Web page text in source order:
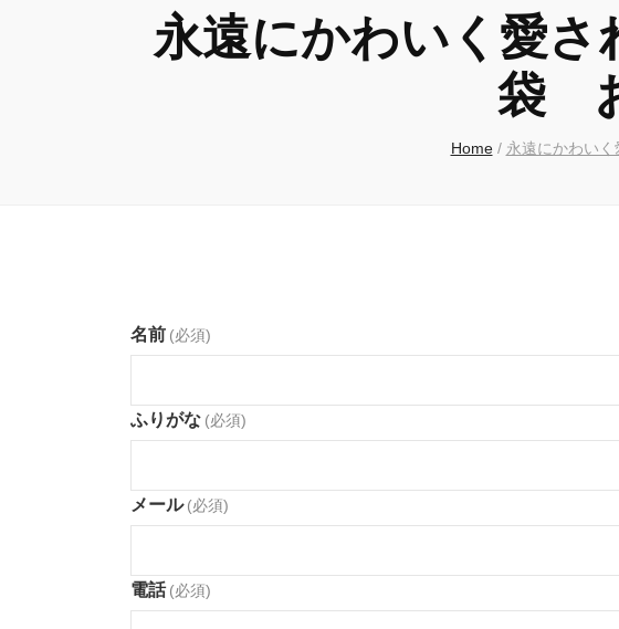
永遠にかわいく愛
袋
Home / 永遠にかわい
名前 (必須)
ふりがな (必須)
メール (必須)
電話 (必須)